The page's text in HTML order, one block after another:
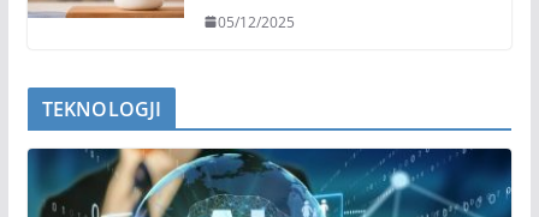
05/12/2025
TEKNOLOGJI